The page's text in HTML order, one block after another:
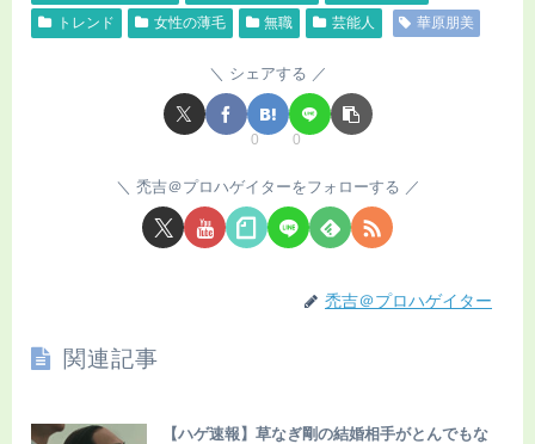
トレンド
女性の薄毛 無職 芸能人 華原朋美
シェアする
0 0
禿吉＠プロハゲイターをフォローする
禿吉＠プロハゲイター
関連記事
【ハゲ速報】草なぎ剛の結婚相手がとんでもな